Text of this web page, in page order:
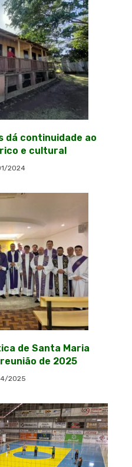
dá continuidade ao
e cultural
2024
de Santa Maria
de 2025
2025